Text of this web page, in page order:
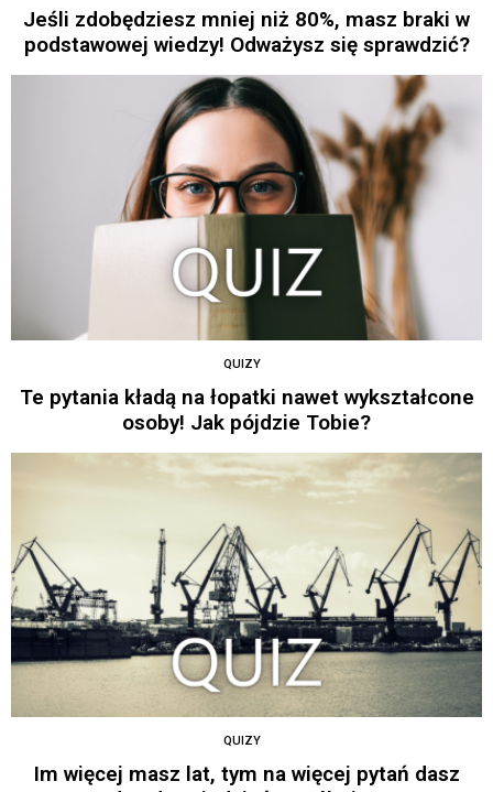
Jeśli zdobędziesz mniej niż 80%, masz braki w
podstawowej wiedzy! Odważysz się sprawdzić?
QUIZY
Te pytania kładą na łopatki nawet wykształcone
osoby! Jak pójdzie Tobie?
QUIZY
Im więcej masz lat, tym na więcej pytań dasz